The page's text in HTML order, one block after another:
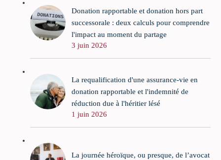
Donation rapportable et donation hors part
successorale : deux calculs pour comprendre
l'impact au moment du partage
3 juin 2026
La requalification d'une assurance-vie en
donation rapportable et l'indemnité de
réduction due à l'héritier lésé
1 juin 2026
La journée héroïque, ou presque, de l’avocat